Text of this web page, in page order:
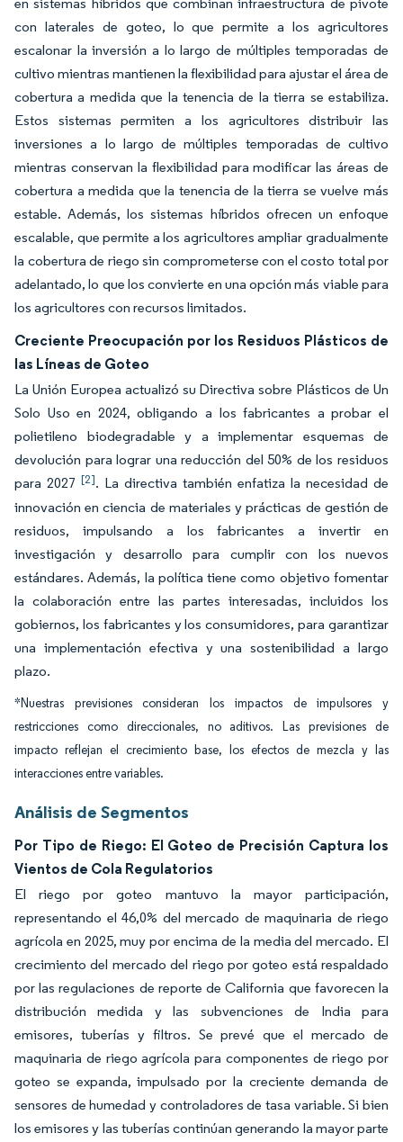
con laterales de goteo, lo que permite a los agricultores
escalonar la inversión a lo largo de múltiples temporadas de
cultivo mientras mantienen la flexibilidad para ajustar el área de
cobertura a medida que la tenencia de la tierra se estabiliza.
Estos sistemas permiten a los agricultores distribuir las
inversiones a lo largo de múltiples temporadas de cultivo
mientras conservan la flexibilidad para modificar las áreas de
cobertura a medida que la tenencia de la tierra se vuelve más
estable. Además, los sistemas híbridos ofrecen un enfoque
escalable, que permite a los agricultores ampliar gradualmente
la cobertura de riego sin comprometerse con el costo total por
adelantado, lo que los convierte en una opción más viable para
los agricultores con recursos limitados.
Creciente Preocupación por los Residuos Plásticos de
las Líneas de Goteo
La Unión Europea actualizó su Directiva sobre Plásticos de Un
Solo Uso en 2024, obligando a los fabricantes a probar el
polietileno biodegradable y a implementar esquemas de
devolución para lograr una reducción del 50% de los residuos
para 2027 [2]. La directiva también enfatiza la necesidad de
innovación en ciencia de materiales y prácticas de gestión de
residuos, impulsando a los fabricantes a invertir en
investigación y desarrollo para cumplir con los nuevos
estándares. Además, la política tiene como objetivo fomentar
la colaboración entre las partes interesadas, incluidos los
gobiernos, los fabricantes y los consumidores, para garantizar
una implementación efectiva y una sostenibilidad a largo
plazo.
*Nuestras previsiones consideran los impactos de impulsores y
restricciones como direccionales, no aditivos. Las previsiones de
impacto reflejan el crecimiento base, los efectos de mezcla y las
interacciones entre variables.
Análisis de Segmentos
Por Tipo de Riego: El Goteo de Precisión Captura los
Vientos de Cola Regulatorios
El riego por goteo mantuvo la mayor participación,
representando el 46,0% del mercado de maquinaria de riego
agrícola en 2025, muy por encima de la media del mercado. El
crecimiento del mercado del riego por goteo está respaldado
por las regulaciones de reporte de California que favorecen la
distribución medida y las subvenciones de India para
emisores, tuberías y filtros. Se prevé que el mercado de
maquinaria de riego agrícola para componentes de riego por
goteo se expanda, impulsado por la creciente demanda de
sensores de humedad y controladores de tasa variable. Si bien
los emisores y las tuberías continúan generando la mayor parte